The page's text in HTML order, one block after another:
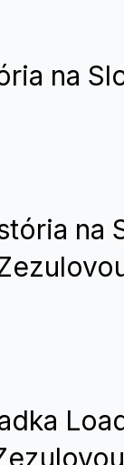
na
na